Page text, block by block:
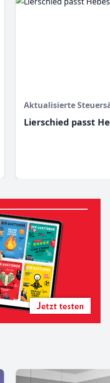
Aktualisierte
Lierschied passt